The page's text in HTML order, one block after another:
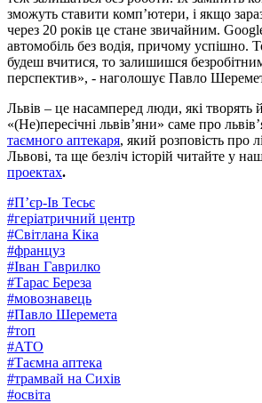
зможуть ставити комп’ютери, і якщо
через 20 років це стане звичайним.
автомобіль без водія, причому успішно.
будеш вчитися, то залишишся
перспектив», - наголошує Павло
Львів – це насамперед люди, які
«(Не)пересічні львів’яни» саме про
таємного аптекаря, який розповість про
Львові, та ще безліч історій читайте у
проектах.
#П’єр-Ів Тесьє
#геріатричний центр
#Світлана Кіка
#француз
#Іван Гаврилко
#Тарас Береза
#мовознавець
#Павло Шеремета
#топ
#АТО
#Таємна аптека
#трамвай на Сихів
#освіта